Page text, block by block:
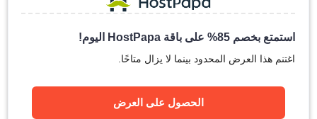
استمتع بخصم 85% على باقة HostPapa اليوم!
اغتنم هذا العرض المحدود بينما لا يزال متاحًا.
الحصول على العرض